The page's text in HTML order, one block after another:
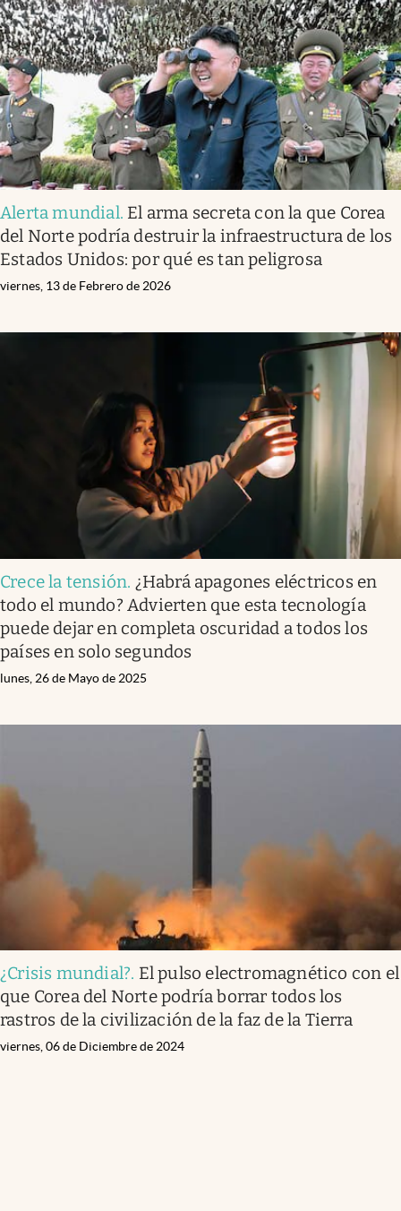
Infotechnology
Clase
Clima
Mundial 2026
Eventos Corporativos
El Cronista Studio
Mediakit
abre en nueva pestaña
Argentina
Alerta mundial. El arma secreta con la que Corea
del Norte podría destruir la infraestructura de los
Estados Unidos: por qué es tan peligrosa
viernes, 13 de Febrero de 2026
Crece la tensión. ¿Habrá apagones eléctricos en
todo el mundo? Advierten que esta tecnología
puede dejar en completa oscuridad a todos los
países en solo segundos
lunes, 26 de Mayo de 2025
¿Crisis mundial?. El pulso electromagnético con el
que Corea del Norte podría borrar todos los
rastros de la civilización de la faz de la Tierra
viernes, 06 de Diciembre de 2024